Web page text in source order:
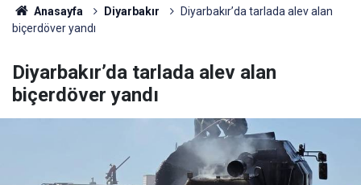
Anasayfa Diyarbakır
Diyarbakır’da tarlada alev alan
biçerdöver yandı
Diyarbakır’da tarlada alev alan
biçerdöver yandı